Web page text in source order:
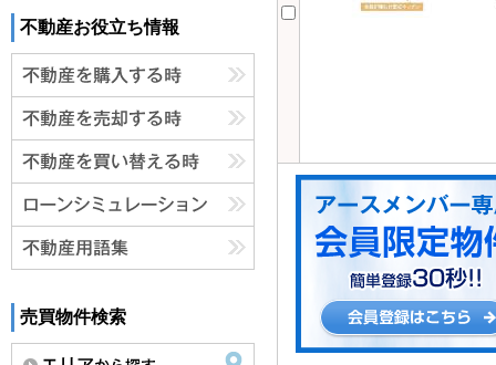
不動産お役立ち情報
売買物件検索